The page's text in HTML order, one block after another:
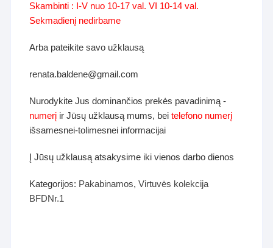
Skambinti : I-V nuo 10-17 val. VI 10-14 val.
Sekmadienį nedirbame
Arba pateikite savo užklausą
renata.baldene@gmail.com
Nurodykite Jus dominančios prekės pavadinimą -
numerį ir Jūsų užklausą mums, beitelefono numerį
išsamesnei-tolimesnei informacijai
Į Jūsų užklausą atsakysime iki vienos darbo dienos
Kategorijos: Pakabinamos,Virtuvės kolekcija
BFDNr.1